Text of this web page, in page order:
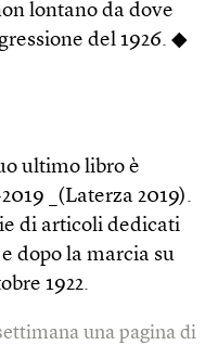
lontano da dove
del 1926. ◆
ultimo libro è
_(Laterza 2019).
di articoli dedicati
dopo la marcia su
1922.
una pagina di